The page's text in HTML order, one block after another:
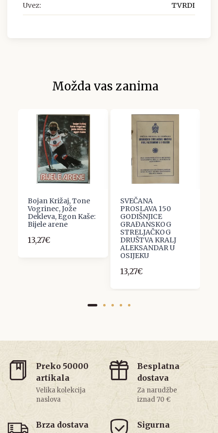
Uvez: TVRDI
Možda vas zanima
Bojan Križaj, Tone
Vogrinec, Jože
Dekleva, Egon Kaše:
Bijele arene
13,27€
SVEČANA
PROSLAVA 150
GODIŠNJICE
GRAĐANSKOG
STRELJAČKOG
DRUŠTVA KRALJ
ALEKSANDAR U
OSIJEKU
13,27€
Preko 50000
artikala
Velika kolekcija
naslova
Besplatna
dostava
Za narudžbe
iznad 70 €
Brza dostava
Sigurna